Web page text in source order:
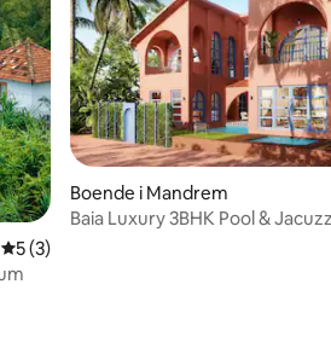
5 av 5 i genomsnittligt betyg, 3
5 (3)
Boende i Mandrem
Baia Luxury 3BHK Pool &